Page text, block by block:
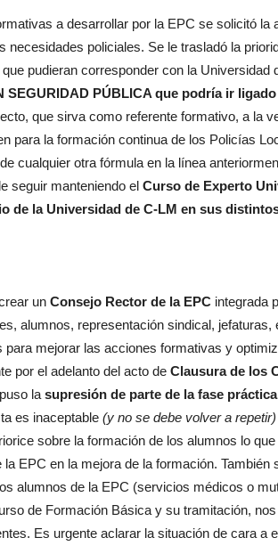
a desarrollar por la EPC se solicitó la
necesidades policiales. Se le trasladó la
pudieran corresponder con la Universidad
SEGURIDAD PÚBLICA que podría ir
que sirva como referente formativo, a la
para la formación continua de los Policías
cualquier otra fórmula en la línea
seguir manteniendo el Curso de Experto
de la Universidad de C-LM en sus
un Consejo Rector de la EPC integrada
alumnos, representación sindical,
para mejorar las acciones formativas y
por el adelanto del acto de Clausura de los
la supresión de parte de la fase
es inaceptable (y no se debe volver a repetir)
sobre la formación de los alumnos lo
EPC en la mejora de la formación. También
alumnos de la EPC (servicios médicos o
de Formación Básica y su tramitación,
Es urgente aclarar la situación de cara a